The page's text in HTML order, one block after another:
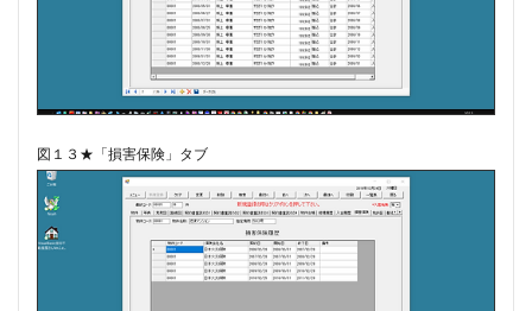
図１３★「損害保険」タブ